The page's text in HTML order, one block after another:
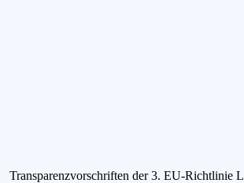
Transparenzvorschriften der 3. EU-Richtlinie